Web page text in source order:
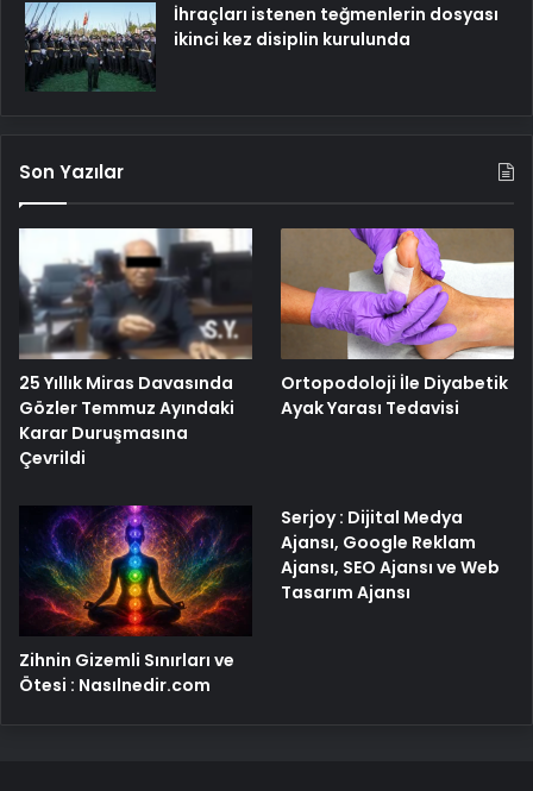
İhraçları istenen teğmenlerin dosyası
ikinci kez disiplin kurulunda
Son Yazılar
25 Yıllık Miras Davasında
Gözler Temmuz Ayındaki
Karar Duruşmasına
Çevrildi
Ortopodoloji İle Diyabetik
Ayak Yarası Tedavisi
Zihnin Gizemli Sınırları ve
Ötesi : Nasılnedir.com
Serjoy : Dijital Medya
Ajansı, Google Reklam
Ajansı, SEO Ajansı ve Web
Tasarım Ajansı